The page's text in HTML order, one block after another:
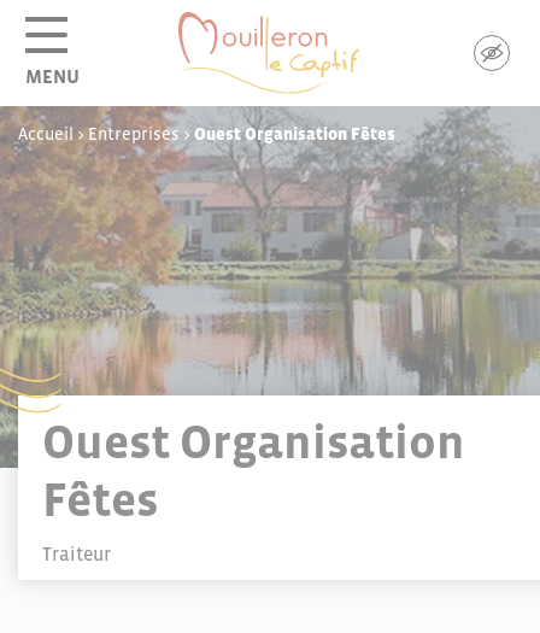
MENU
Accueil >Entreprises > Ouest Organisation Fêtes
Ouest Organisation
Fêtes
Traiteur
Panneau de gestion des cookies